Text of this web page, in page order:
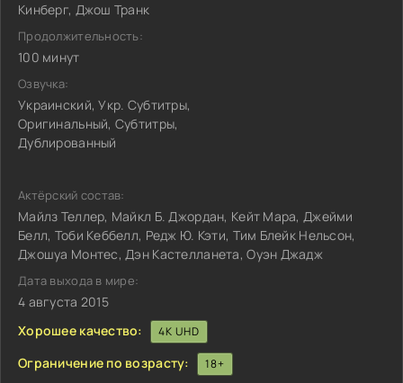
Кинберг, Джош Транк
Продолжительность:
100 минут
Озвучка:
Украинский, Укр. Субтитры,
Оригинальный, Субтитры,
Дублированный
Актёрский состав:
Майлз Теллер, Майкл Б. Джордан, Кейт Мара, Джейми
Белл, Тоби Кеббелл, Редж Ю. Кэти, Тим Блейк Нельсон,
Джошуа Монтес, Дэн Кастелланета, Оуэн Джадж
Дата выхода в мире:
4 августа 2015
Хорошее качество:
4K UHD
Ограничение по возрасту: 18+